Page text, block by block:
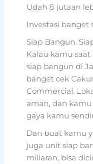
Udah 8 jutaan
Investasi banget
Siap Bangun,
Kalau kamu
siap bangun di
banget cek
Commercial.
aman, dan
gaya kamu
Dan buat kamu
juga unit siap
miliaran, bisa